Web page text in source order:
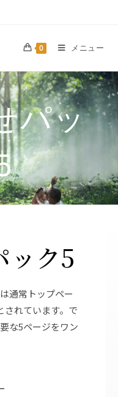
0 メニュー
パッ
ック5
通常トップペー
されています。で
な5ページをワン